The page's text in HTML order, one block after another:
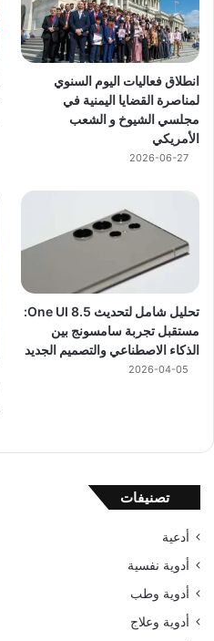
انطلاق فعاليات اليوم السنوي
لمناصرة القضايا اليمنية في
مجلسي الشيوخ و الشعب
الأمريكي
2026-06-27
تحليل شامل لتحديث One UI 8.5:
مستقبل تجربة سامسونج بين
الذكاء الاصطناعي والتصميم الجديد
2026-04-05
تصنيفات
أدعية
أدوية نفسية
أدوية وطب
أدوية وعلاج